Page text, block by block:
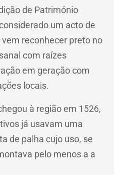
de Património
um acto de
reconhecer preto no
com raízes
em geração com
locais.
à região em 1526,
já usavam uma
de palha cujo uso, se
pelo menos a a